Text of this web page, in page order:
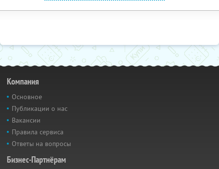
Компания
Основное
Публикации о нас
Вакансии
Правила сервиса
Ответы на вопросы
Бизнес-Партнёрам